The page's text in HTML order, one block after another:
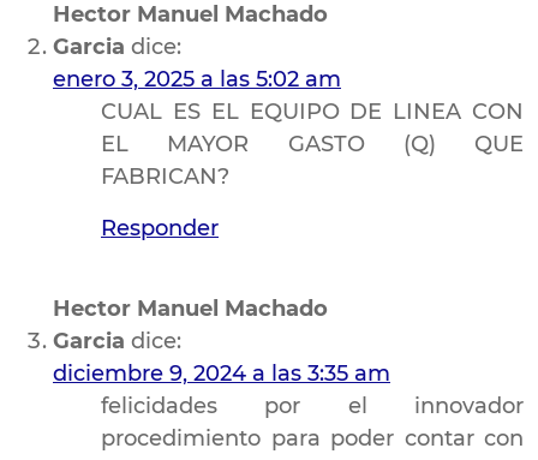
Hector Manuel Machado
Garcia dice:
enero 3, 2025 a las 5:02 am
CUAL ES EL EQUIPO DE LINEA CON
EL MAYOR GASTO (Q) QUE
FABRICAN?
Responder
Hector Manuel Machado
Garcia dice:
diciembre 9, 2024 a las 3:35 am
felicidades por el innovador
procedimiento para poder contar con